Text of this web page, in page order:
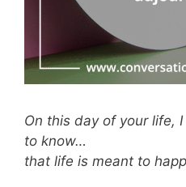
On this day of your life,
to know…
that life is meant to